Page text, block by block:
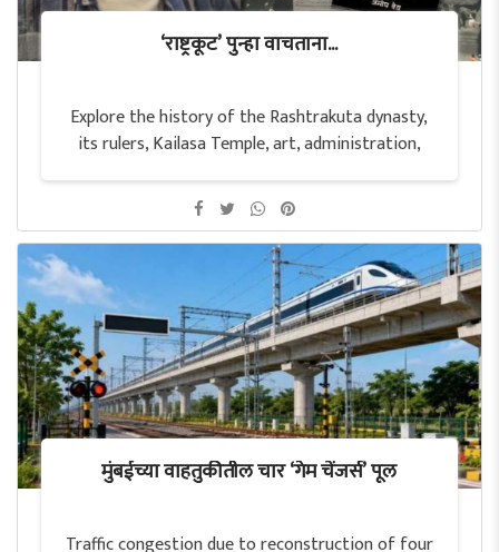
‘राष्ट्रकूट’ पुन्हा वाचताना...
Explore the history of the Rashtrakuta dynasty,
its rulers, Kailasa Temple, art, administration,
मुंबईच्या वाहतुकीतील चार ‘गेम चेंजर्स’ पूल
Traffic congestion due to reconstruction of four